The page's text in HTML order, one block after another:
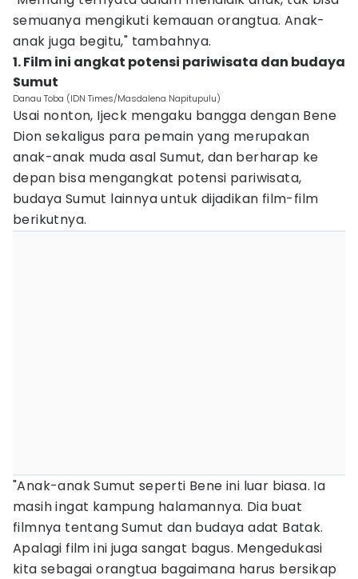
semuanya mengikuti kemauan orangtua. Anak-
anak juga begitu," tambahnya.
1. Film ini angkat potensi pariwisata dan budaya
Sumut
Danau Toba (IDN Times/Masdalena Napitupulu)
Usai nonton, Ijeck mengaku bangga dengan Bene
Dion sekaligus para pemain yang merupakan
anak-anak muda asal Sumut, dan berharap ke
depan bisa mengangkat potensi pariwisata,
budaya Sumut lainnya untuk dijadikan film-film
berikutnya.
"Anak-anak Sumut seperti Bene ini luar biasa. Ia
masih ingat kampung halamannya. Dia buat
filmnya tentang Sumut dan budaya adat Batak.
Apalagi film ini juga sangat bagus. Mengedukasi
kita sebagai orangtua bagaimana harus bersikap